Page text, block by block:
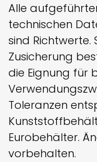
Alle
technischen
sind Richtwerte.
Zusicherung
die Eignung für
Toleranzen
Eurobehälter.
vorbehalten.